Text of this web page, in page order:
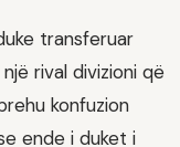
transferuar
rival divizioni që
konfuzion
ende i duket i